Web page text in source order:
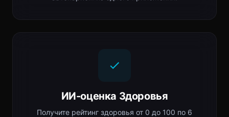
ИИ-оценка Здоровья
Получите рейтинг здоровья от 0 до 100 по 6